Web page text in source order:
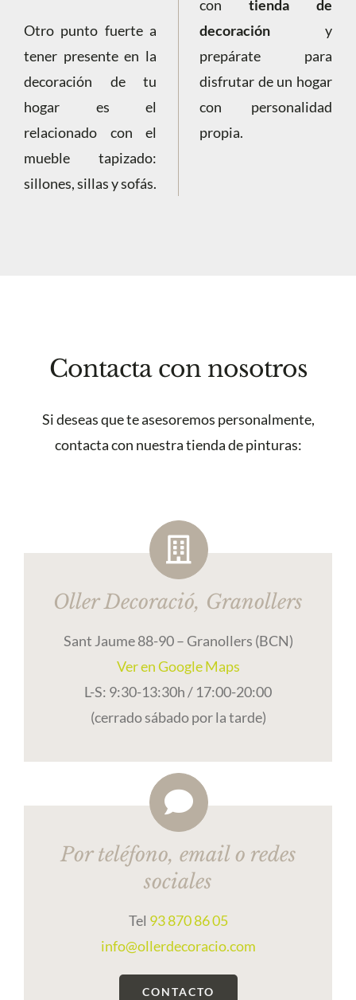
Otro punto fuerte a
tener presente en la
decoración de tu
hogar es el
relacionado con el
mueble tapizado:
sillones, sillas y sofás.
con tienda de
decoración y
prepárate para
disfrutar de un hogar
con personalidad
propia.
Contacta con nosotros
Si deseas que te asesoremos personalmente,
contacta con nuestra tienda de pinturas:
Oller Decoració, Granollers
Sant Jaume 88-90 – Granollers (BCN)
Ver en Google Maps
L-S: 9:30-13:30h / 17:00-20:00
(cerrado sábado por la tarde)
Por teléfono, email o redes
sociales
Tel 93 870 86 05
info@ollerdecoracio.com
CONTACTO